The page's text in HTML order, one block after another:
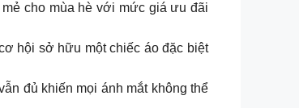
cho mùa hè với mức giá ưu đãi
hội sở hữu một chiếc áo đặc biệt
đủ khiến mọi ánh mắt không thể